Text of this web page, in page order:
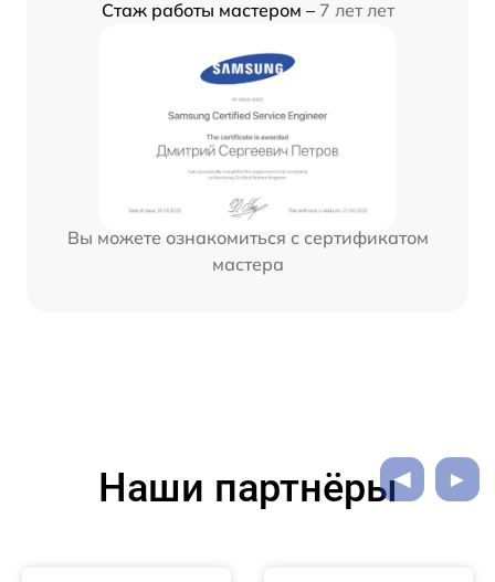
Стаж работы мастером – 7 лет лет
Вы можете ознакомиться с сертификатом
мастера
Наши партнёры